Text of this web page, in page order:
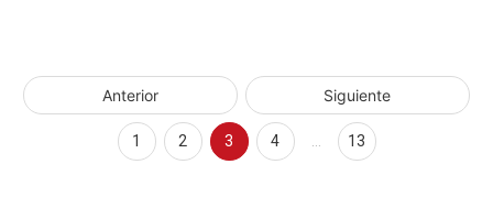
Anterior Siguiente
1 2 3 4 13